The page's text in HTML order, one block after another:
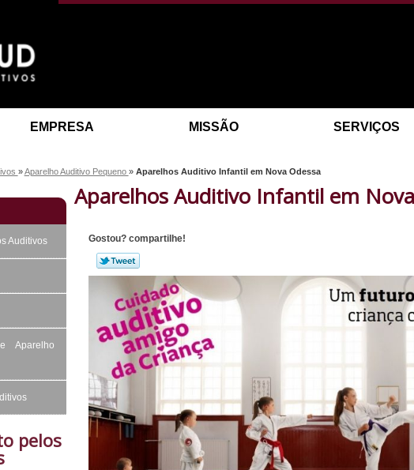
EMPRESA MISSÃO SERVIÇOS
»Aparelho Auditivo Pequeno » Aparelhos Auditivo Infantil em Nova Odessa
Auditivos
Aparelho
pelos
Aparelhos Auditivo Infantil em
Gostou? compartilhe!